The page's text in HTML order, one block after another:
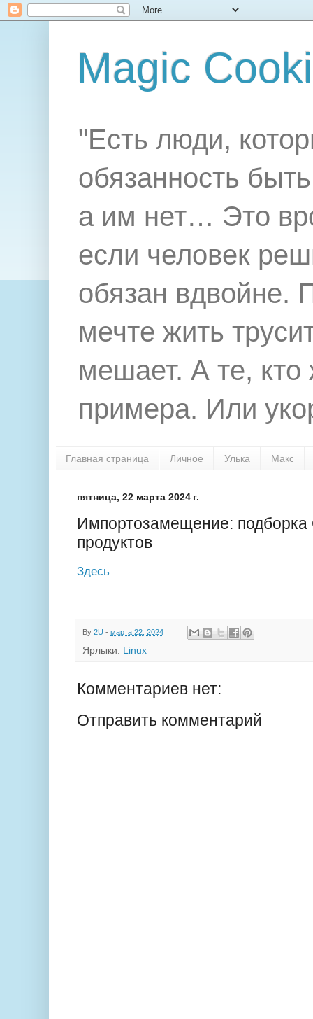
Magic
"Есть люди,
обязанность
а им нет… Это
если человек
обязан вдвойне.
мечте жить
мешает. А те,
примера. Или
Главная страница Личное Улька Макс
пятница, 22 марта 2024 г.
Импортозамещение: подборка
продуктов
Здесь
By 2U - марта 22, 2024
Ярлыки: Linux
Комментариев нет:
Отправить комментарий